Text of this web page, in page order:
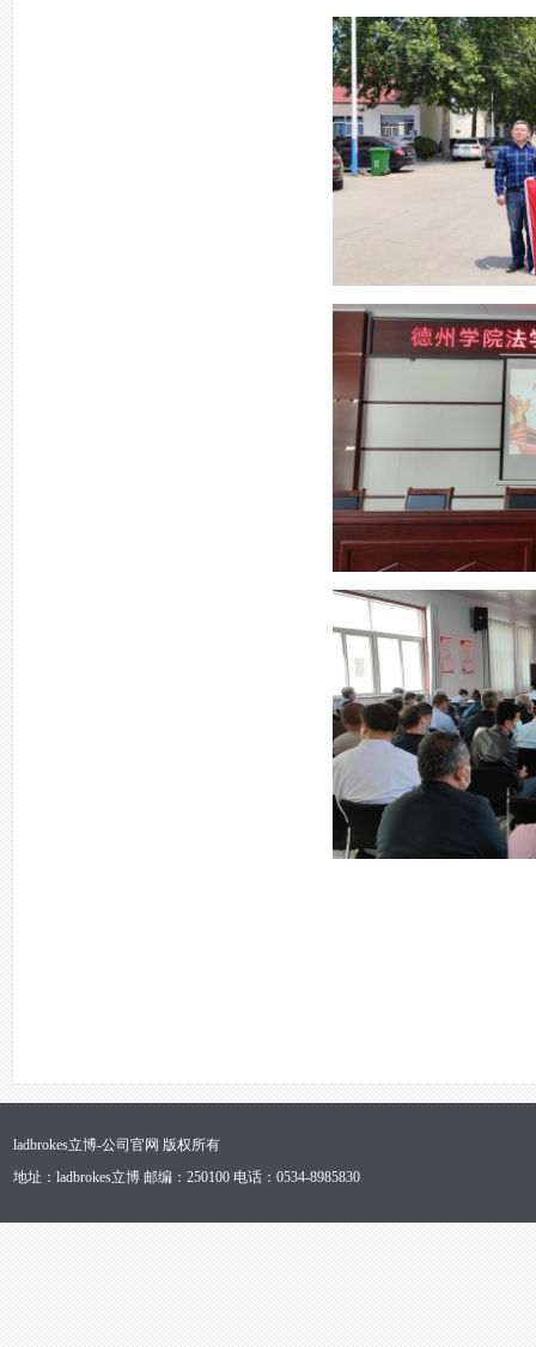
ladbrokes立博-公司官网 版权所有
地址：ladbrokes立博 邮编：250100 电话：0534-8985830